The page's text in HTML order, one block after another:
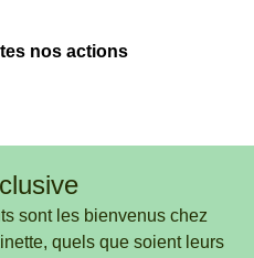
nos actions
sont les bienvenus chez
quels que soient leurs